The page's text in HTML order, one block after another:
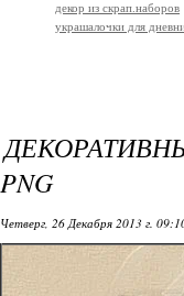
декор из скрап.наборов
украшалочки для
PNG
Четверг, 26 Декабря 2013 г.